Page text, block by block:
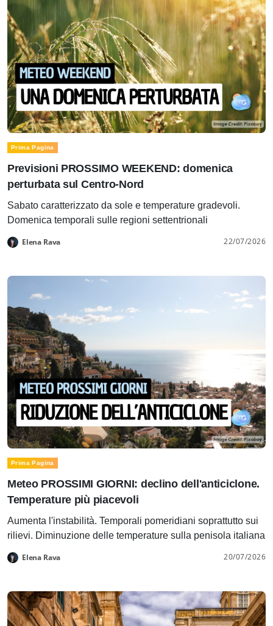
Prima Pagina
Previsioni PROSSIMO WEEKEND: domenica
perturbata sul Centro-Nord
Sabato caratterizzato da sole e temperature gradevoli.
Domenica temporali sulle regioni settentrionali
Elena Rava 22/07/2026
Prima Pagina
Meteo PROSSIMI GIORNI: declino dell'anticiclone.
Temperature più piacevoli
Aumenta l'instabilità. Temporali pomeridiani soprattutto sui
rilievi. Diminuzione delle temperature sulla penisola italiana
Elena Rava 20/07/2026